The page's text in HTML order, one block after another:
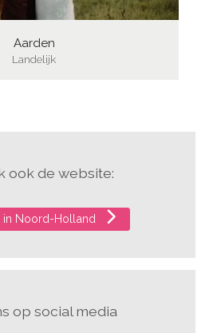
Aarden
Landelijk
ook de website:
in Noord-Holland
op social media